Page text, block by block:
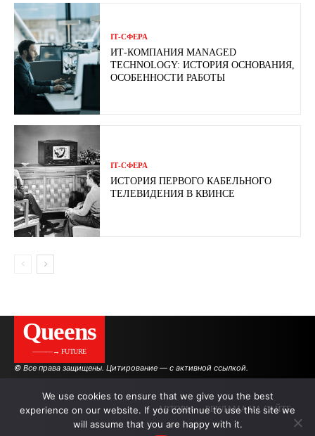
ІТ-СФЕРА
ИТ-КОМПАНИЯ MANAGED
TECHNOLOGY: ИСТОРИЯ ОСНОВАНИЯ,
ОСОБЕННОСТИ РАБОТЫ
ІТ-СФЕРА
ИСТОРИЯ ПЕРВОГО КАБЕЛЬНОГО
ТЕЛЕВИДЕНИЯ В КВИНСЕ
Queens
———→ FUTURE
© Все права защищены. Цитирование — с активной ссылкой.
АВТОРЫ РЕКЛАМА НА САЙТЕ
We use cookies to ensure that we give you the best
experience on our website. If you continue to use this site we
will assume that you are happy with it.